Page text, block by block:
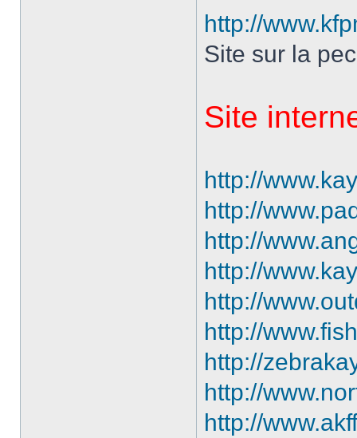
http://
Site sur la
Site
http://
http://
http://
http://
http://
http://
http://
http://
http://